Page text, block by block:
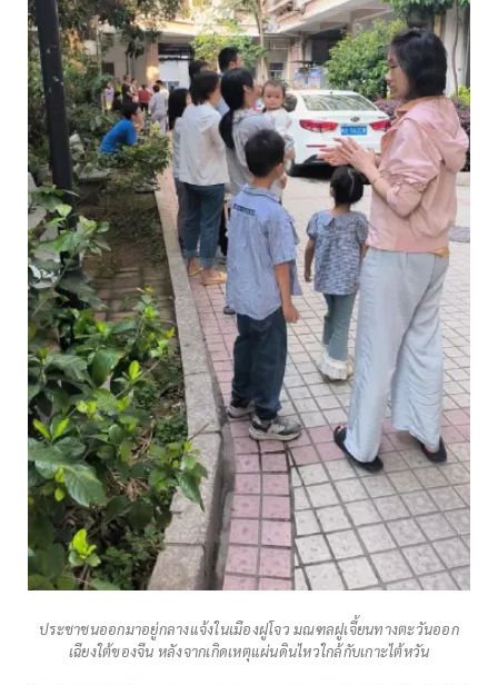
ประชาชนออกมาอยู่กลางแจ้งในเมืองฝูโจว มณฑลฝูเจี้ยนทางตะวันออก
เฉียงใต้ของจีน หลังจากเกิดเหตุแผ่นดินไหวใกล้กับเกาะไต้หวัน